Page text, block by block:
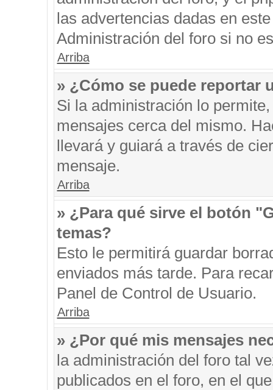
las advertencias dadas en
Administración del foro si no
Arriba
» ¿Cómo se puede reportar
Si la administración lo
mensajes cerca del mismo.
llevará y guiará a través de
mensaje.
Arriba
» ¿Para qué sirve el botón
temas?
Esto le permitirá guardar
enviados más tarde. Para
Panel de Control de Usuario.
Arriba
» ¿Por qué mis mensajes
la administración del foro tal
publicados en el foro, en el